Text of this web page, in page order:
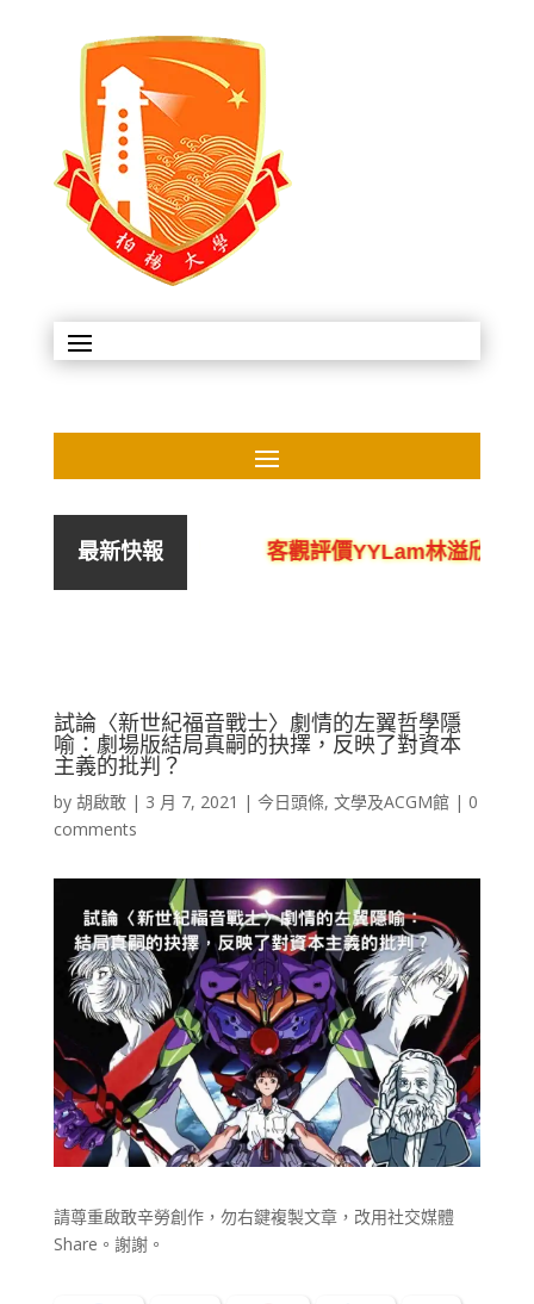
最新快報
局、黑店 客觀評價YYLam林溢欣DSE中文作
試論〈新世紀福音戰士〉劇情的左翼哲學隱
喻：劇場版結局真嗣的抉擇，反映了對資本
主義的批判？
by 胡啟敢| 3 月 7, 2021 | 今日頭條, 文學及ACGM館| 0
comments
請尊重啟敢辛勞創作，勿右鍵複製文章，改用社交媒體
Share。謝謝。